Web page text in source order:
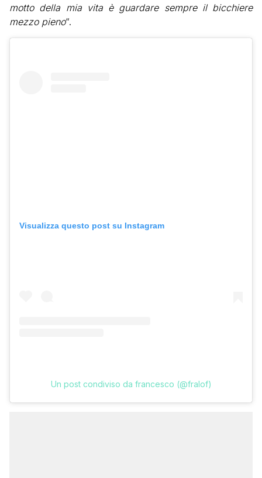
motto della mia vita è guardare sempre il bicchiere
mezzo pieno“.
Visualizza questo post su Instagram
Un post condiviso da francesco (@fralof)